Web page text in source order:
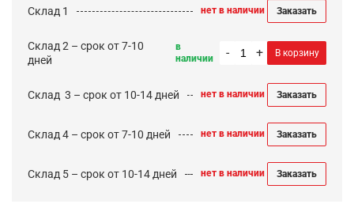
Склад 1 нет в наличии Заказать
Склад 2 – срок от 7-10
дней
в
наличии
- + В корзину
Cклад 3 – срок от 10-14 дней нет в наличии Заказать
Склад 4 – срок от 7-10 дней нет в наличии Заказать
Склад 5 – срок от 10-14 дней нет в наличии Заказать